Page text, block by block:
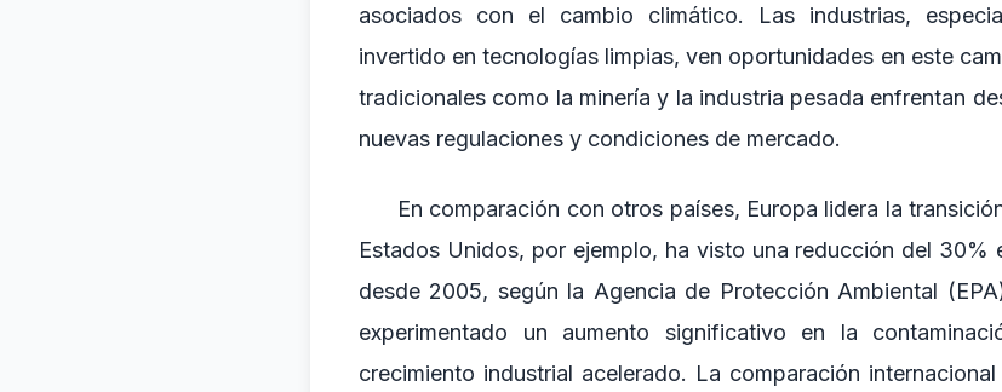
asociados con el cambio climático. Las industrias,
invertido en tecnologías limpias, ven oportunidades en este
tradicionales como la minería y la industria pesada enfrentan
nuevas regulaciones y condiciones de mercado.
En comparación con otros países, Europa lidera la
Estados Unidos, por ejemplo, ha visto una reducción del 30%
desde 2005, según la Agencia de Protección Ambiental
experimentado un aumento significativo en la
crecimiento industrial acelerado. La comparación